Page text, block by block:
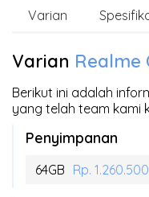
Varian
Varian Realme
Berikut ini adalah
yang telah team kami
Penyimpanan
64GB Rp. 1.260.500